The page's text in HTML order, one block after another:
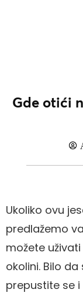
Gde otići
Ukoliko ovu
predlažemo
možete
okolini. Bilo
prepustite se